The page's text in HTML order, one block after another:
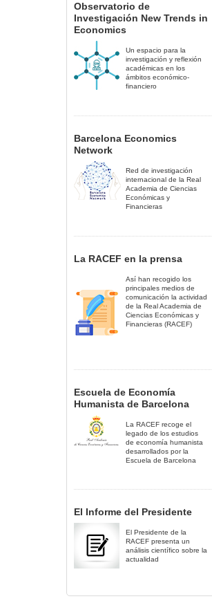
Observatorio de
Investigación New Trends in
Economics
Un espacio para la
investigación y reflexión
académicas en los
ámbitos económico-
financiero
Barcelona Economics
Network
Red de investigación
internacional de la Real
Academia de Ciencias
Económicas y
Financieras
La RACEF en la prensa
Así han recogido los
principales medios de
comunicación la actividad
de la Real Academia de
Ciencias Económicas y
Financieras (RACEF)
Escuela de Economía
Humanista de Barcelona
La RACEF recoge el
legado de los estudios
de economía humanista
desarrollados por la
Escuela de Barcelona
El Informe del Presidente
El Presidente de la
RACEF presenta un
análisis científico sobre la
actualidad